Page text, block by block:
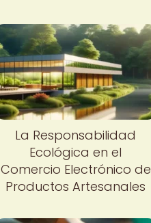
La Responsabilidad
Ecológica en el
Comercio Electrónico de
Productos Artesanales